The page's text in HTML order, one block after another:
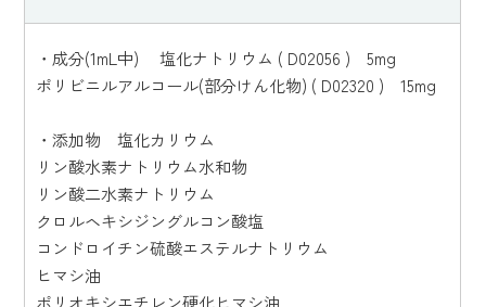
・成分(1mL中) 塩化ナトリウム ( D02056 ) 5mg
ポリビニルアルコール(部分けん化物) ( D02320 ) 15mg
・添加物 塩化カリウム
リン酸水素ナトリウム水和物
リン酸二水素ナトリウム
クロルヘキシジングルコン酸塩
コンドロイチン硫酸エステルナトリウム
ヒマシ油